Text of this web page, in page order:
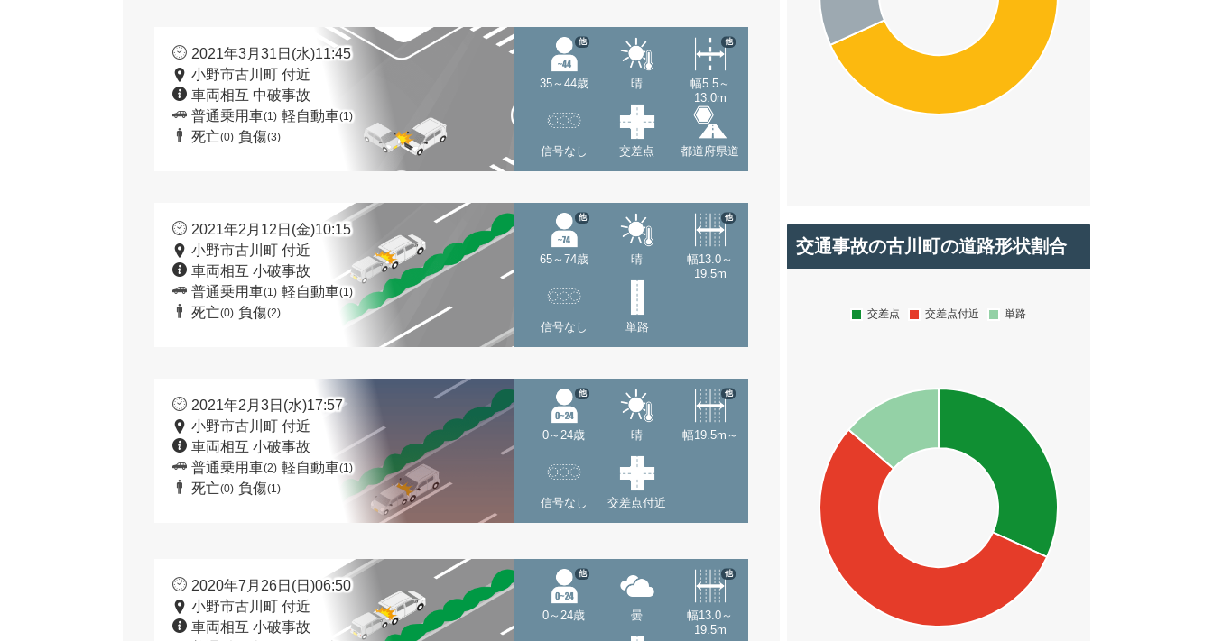
2021年3月31日(水)11:45
小野市古川町 付近
車両相互 中破事故
普通乗用車(1) 軽自動車(1)
死亡(0) 負傷(3)
35～44歳
他
晴
幅5.5～
13.0m
他
信号なし 交差点 都道府県道
2021年2月12日(金)10:15
小野市古川町 付近
車両相互 小破事故
普通乗用車(1) 軽自動車(1)
死亡(0) 負傷(2)
65～74歳
他
晴
幅13.0～
19.5m
他
信号なし 単路
2021年2月3日(水)17:57
小野市古川町 付近
車両相互 小破事故
普通乗用車(2) 軽自動車(1)
死亡(0) 負傷(1)
0～24歳
他
晴 幅19.5m～
他
信号なし 交差点付近
2020年7月26日(日)06:50
小野市古川町 付近
車両相互 小破事故
0～24歳
他
曇
幅13.0～
19.5m
他
交通事故の古川町の道路形状割合